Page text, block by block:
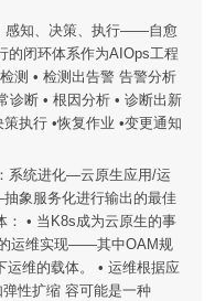
感知、决策、执行——自愈
的闭环体系作为AIOps工程
测 • 检测出告警 告警分析
诊断 • 根因分析 • 诊断出新
执行 •恢复作业 •变更通知
系统进化—云原生应用/运
象服务化进行输出的最佳
： • 当K8s成为云原生的事
运维实现——其中OAM规
维的载体。 • 运维根据应
性扩缩 容可能是一种